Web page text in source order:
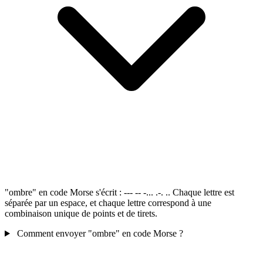
"ombre" en code Morse s'écrit : --- -- -... .-. .. Chaque lettre est
séparée par un espace, et chaque lettre correspond à une
combinaison unique de points et de tirets.
Comment envoyer "ombre" en code Morse ?